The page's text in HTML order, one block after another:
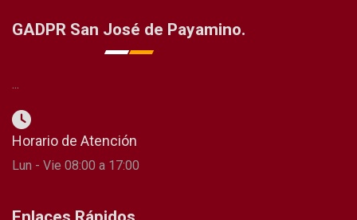
GADPR San José de Payamino.
...
Horario de Atención
Lun - Vie 08:00 a 17:00